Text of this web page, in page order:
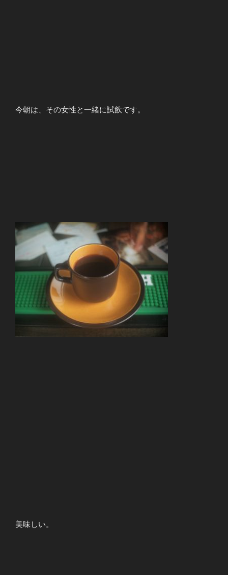
今朝は、その女性と一緒に試飲です。
美味しい。